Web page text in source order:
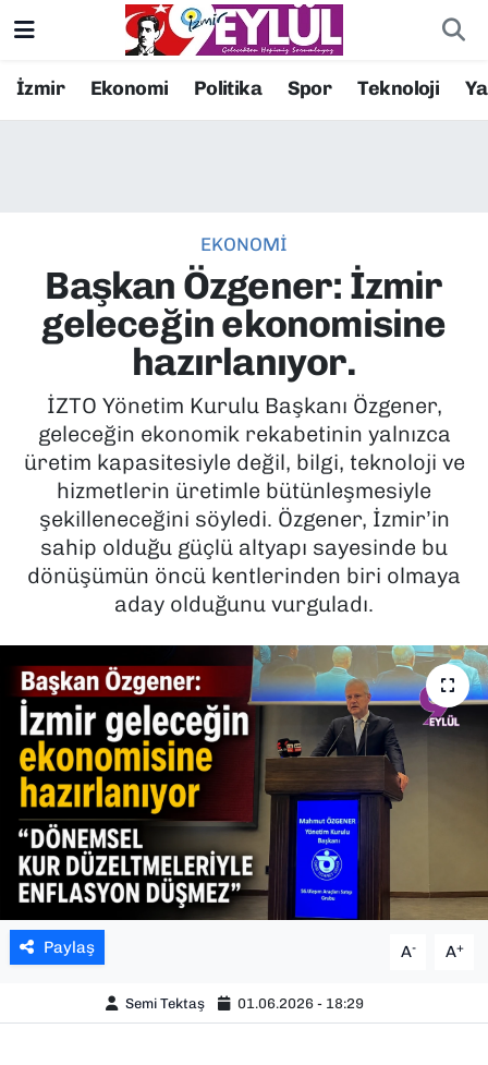
İzmir Ekonomi Politika Spor Teknoloji
EKONOMİ
Başkan Özgener: İzmir
geleceğin ekonomisine
hazırlanıyor.
İZTO Yönetim Kurulu Başkanı Özgener,
geleceğin ekonomik rekabetinin yalnızca
üretim kapasitesiyle değil, bilgi, teknoloji ve
hizmetlerin üretimle bütünleşmesiyle
şekilleneceğini söyledi. Özgener, İzmir’in
sahip olduğu güçlü altyapı sayesinde bu
dönüşümün öncü kentlerinden biri olmaya
aday olduğunu vurguladı.
Paylaş A- A+
Semi Tektaş 01.06.2026 - 18:29
Resmi İlanlar
EKONOMİ
KÜLTÜR SANAT
MAGAZİN
POLİTİKA
SAĞLIK
SPOR
YAŞAM
YEREL YÖNETİMLER
Konak Nöbetçi Eczaneler
Süper Lig Puan Durumu ve Fikstür
Tüm Manşetler
Son Dakika Haberleri
Haber Arşivi